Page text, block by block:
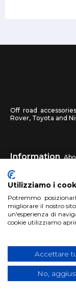
Off road
Rover, Toyota and
Information
returns
HM4X4 FAQ
Account Sign up
Copyright 2017
number 06946260822
Utilizziamo i
Potremmo
migliorare il nostro
un'esperienza di
cookie utilizziamo
Accettare
No,